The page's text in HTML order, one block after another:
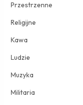
Przestrzenne
Religijne
Kawa
Ludzie
Muzyka
Militaria